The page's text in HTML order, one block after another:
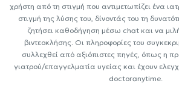
χρήστη από τη στιγμή που αντιμετωπίζει ένα
στιγμή της λύσης του, δίνοντάς του τη
ζητήσει καθοδήγηση μέσω chat και να
βιντεοκλήσης. Οι πληροφορίες του
συλλεχθεί από αξιόπιστες πηγές, όπως η
γιατρού/επαγγελματία υγείας και έχουν
doctoranytime.